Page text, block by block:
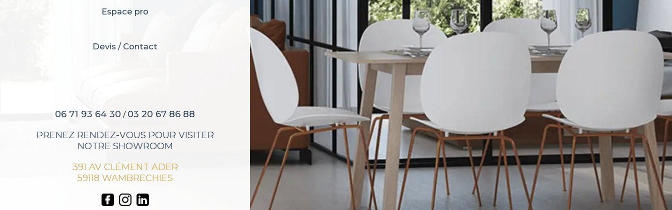
Espace pro
Devis / Contact
06 71 93 64 30 / 03 20 67 86 88
PRENEZ RENDEZ-VOUS POUR VISITER
NOTRE SHOWROOM
391 AV CLÉMENT ADER
59118 WAMBRECHIES